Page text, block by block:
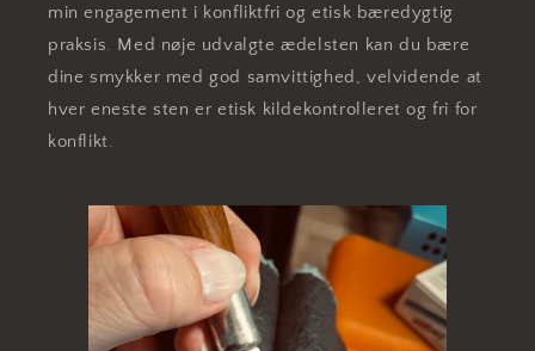
min engagement i konfliktfri og etisk bæredygtig
praksis. Med nøje udvalgte ædelsten kan du bære
dine smykker med god samvittighed, velvidende at
hver eneste sten er etisk kildekontrolleret og fri for
konflikt.